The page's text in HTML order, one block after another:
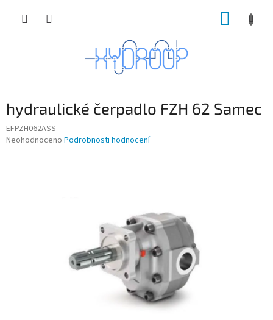
hydraulické čerpadlo FZH 62 Samec
EFPZH062ASS
Průměrné
Neohodnoceno Podrobnosti hodnocení